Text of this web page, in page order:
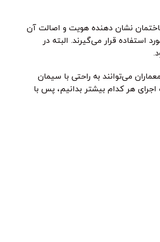
نشان دهنده هویت و اصالت آن
قرار می‌گیرند. البته در
می‌توانند به راحتی با سیمان
هر کدام بیشتر بدانیم، پس با